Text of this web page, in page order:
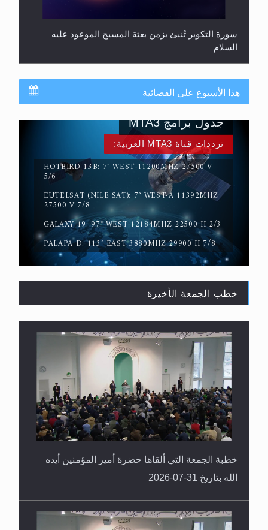
سورة التكوير تُنبئ بزمن بعثة المسيح الموعود عليه
السلام
حقيقة المسيح الدجال
القرآن قاضٍ وحكمٌ على السنة ومهيمنٌ عليها.. ليس
العكس
هذا الأسبوع على الفضائية
ترددات قناة MTA3 العربية:
HOTBIRD 13B: 7° WEST 11200MHZ 27500 V
5/6
EUTELSAT (NILE SAT): 7° WEST-A 11392MHZ
27500 V 7/8
GALAXY 19: 97° WEST 12184MHZ 22500 H 2/3
PALAPA D: 113° EAST 3880MHZ 29900 H 7/8
جدول برامج MTA3
خطب الجمعة الأخيرة
خطبة الجمعة التي ألقاها حضرة أمير المؤمنين أيده
الله بتاريخ 31-07-2026